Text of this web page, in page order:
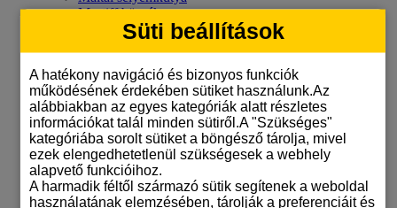
Mastiff bögrék
Mopsz bögre
Németjuhász bögrék
Orosz terrier bögrék
Papillon bögrék
Pekingi palotapincsi bögrék
Pitbull terrier bögrék
Pointeres bögrék
Pulis bögre
Pumi bögrék
Ridgeback bögrék
Süti beállítások
A hatékony navigáció és bizonyos funkciók
működésének érdekében sütiket használunk.Az
alábbiakban az egyes kategóriák alatt részletes
információkat talál minden sütiről.A "Szükséges"
kategóriába sorolt sütiket a böngésző tárolja, mivel
ezek elengedhetetlenül szükségesek a webhely
alapvető funkcióihoz.
A harmadik féltől származó sütik segítenek a weboldal
használatának elemzésében, tárolják a preferenciáit és